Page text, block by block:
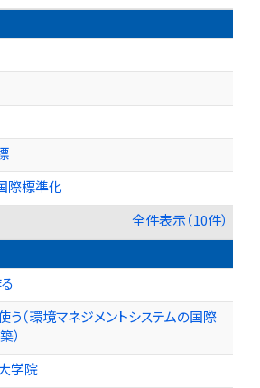
際標準化
全件表示（10件）
う（環境マネジメントシステムの国際
）
学院